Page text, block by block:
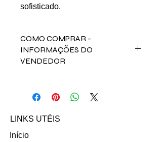
sofisticado.
COMO COMPRAR -
INFORMAÇÕES DO
VENDEDOR
Lettrari no contato abaixo:
Email: natalialettrari@hotmail.com
INSTAGRAM
LINKS UTÉIS
Início